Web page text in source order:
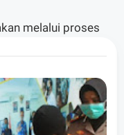
melalui proses
yang tertuang